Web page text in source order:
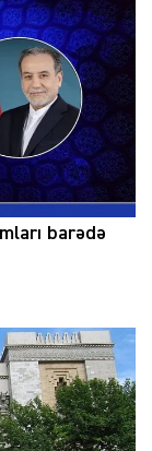
barədə